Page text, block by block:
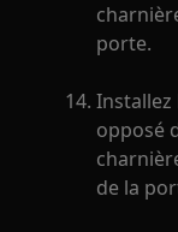
porte.
Installez
opposé
de la